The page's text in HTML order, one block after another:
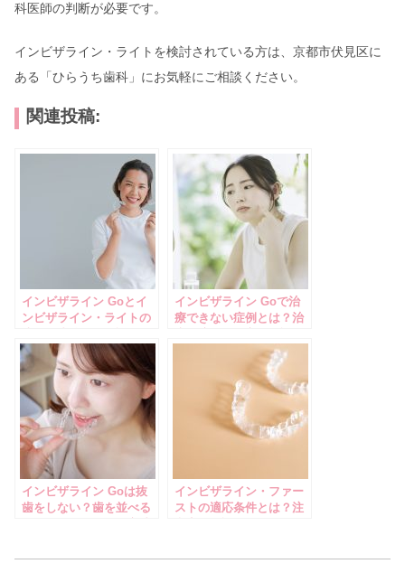
科医師の判断が必要です。
インビザライン・ライトを検討されている方は、京都市伏見区に
ある「ひらうち歯科」にお気軽にご相談ください。
関連投稿:
インビザライン Goとイ
ンビザライン・ライトの
インビザライン Goで治
療できない症例とは？治
インビザライン Goは抜
歯をしない？歯を並べる
インビザライン・ファー
ストの適応条件とは？注